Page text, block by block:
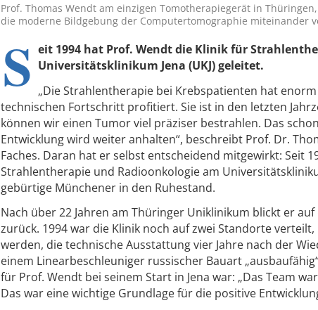
Prof. Thomas Wendt am einzigen Tomotherapiegerät in
die moderne Bildgebung der Computertomographie miteinander
S eit 1994 hat Prof. Wendt die Klinik für
Universitätsklinikum Jena (UKJ) geleitet.
„Die Strahlentherapie bei Krebspatienten hat
technischen Fortschritt profitiert. Sie ist in den letzten
können wir einen Tumor viel präziser bestrahlen. Das
Entwicklung wird weiter anhalten“, beschreibt Prof. Dr.
Faches. Daran hat er selbst entscheidend mitgewirkt: Seit
Strahlentherapie und Radioonkologie am
gebürtige Münchener in den Ruhestand.
Nach über 22 Jahren am Thüringer Uniklinikum blickt er
zurück. 1994 war die Klinik noch auf zwei Standorte
werden, die technische Ausstattung vier Jahre nach der
einem Linearbeschleuniger russischer Bauart
für Prof. Wendt bei seinem Start in Jena war: „Das Team
Das war eine wichtige Grundlage für die positive